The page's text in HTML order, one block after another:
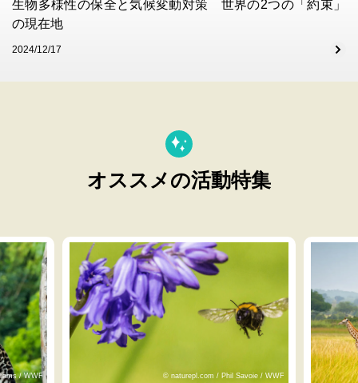
生物多様性の保全と気候変動対策 世界の2つの「約束」
の現在地
2024/12/17
オススメの活動特集
/ WWF © naturepl.com / Phil Savoie / WWF